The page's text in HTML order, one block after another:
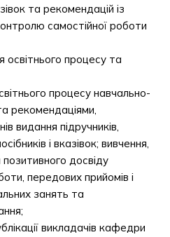
та рекомендацій із
самостійної роботи
процесу та
процесу навчально-
рекомендаціями,
видання підручників,
і вказівок; вивчення,
досвіду
передових прийомів і
занять та
викладачів кафедри